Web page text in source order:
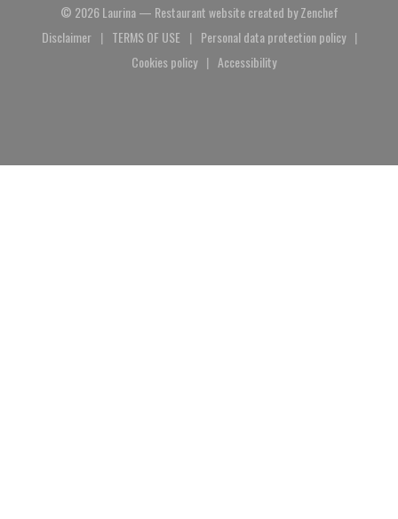
© 2026 Laurina — Restaurant website created byZenchef((opens in a
Disclaimer
((opens in a new window))
TERMS OF USE
((opens in a new window))
Personal data protection policy
((opens in a new window))
Cookies policy
((opens in a new window))
Accessibility
((opens in a new window))